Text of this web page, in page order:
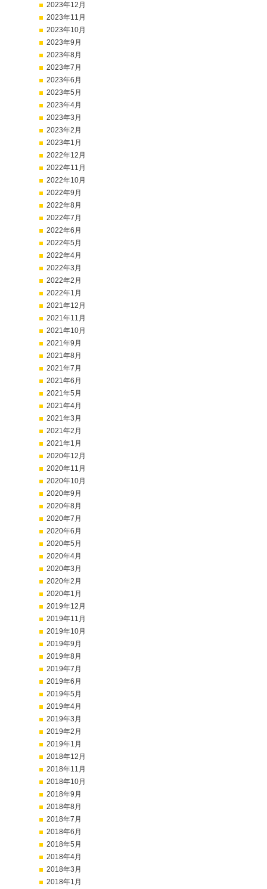
2023年12月
2023年11月
2023年10月
2023年9月
2023年8月
2023年7月
2023年6月
2023年5月
2023年4月
2023年3月
2023年2月
2023年1月
2022年12月
2022年11月
2022年10月
2022年9月
2022年8月
2022年7月
2022年6月
2022年5月
2022年4月
2022年3月
2022年2月
2022年1月
2021年12月
2021年11月
2021年10月
2021年9月
2021年8月
2021年7月
2021年6月
2021年5月
2021年4月
2021年3月
2021年2月
2021年1月
2020年12月
2020年11月
2020年10月
2020年9月
2020年8月
2020年7月
2020年6月
2020年5月
2020年4月
2020年3月
2020年2月
2020年1月
2019年12月
2019年11月
2019年10月
2019年9月
2019年8月
2019年7月
2019年6月
2019年5月
2019年4月
2019年3月
2019年2月
2019年1月
2018年12月
2018年11月
2018年10月
2018年9月
2018年8月
2018年7月
2018年6月
2018年5月
2018年4月
2018年3月
2018年1月